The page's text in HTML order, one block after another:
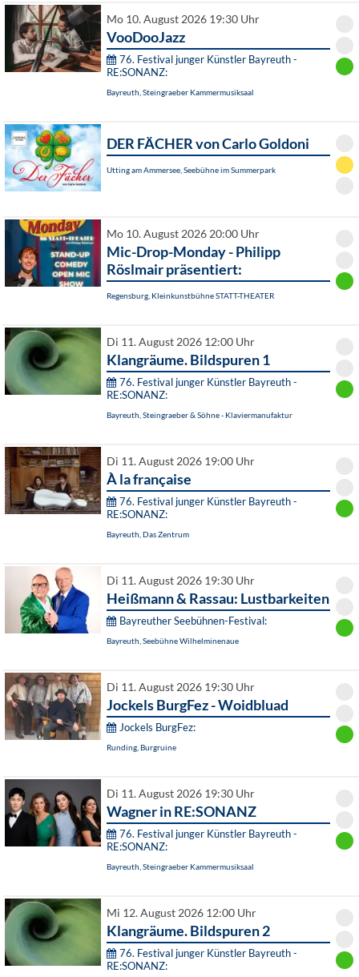
Mo 10. August 2026 19:30 Uhr
VooDooJazz
76. Festival junger Künstler Bayreuth -
RE:SONANZ:
Bayreuth, Steingraeber Kammermusiksaal
DER FÄCHER von Carlo Goldoni
Utting am Ammersee, Seebühne im Summerpark
Mo 10. August 2026 20:00 Uhr
Mic-Drop-Monday - Philipp
Röslmair präsentiert:
Regensburg, Kleinkunstbühne STATT-THEATER
Di 11. August 2026 12:00 Uhr
Klangräume. Bildspuren 1
76. Festival junger Künstler Bayreuth -
RE:SONANZ:
Bayreuth, Steingraeber & Söhne - Klaviermanufaktur
Di 11. August 2026 19:00 Uhr
À la française
76. Festival junger Künstler Bayreuth -
RE:SONANZ:
Bayreuth, Das Zentrum
Di 11. August 2026 19:30 Uhr
Heißmann & Rassau: Lustbarkeiten
Bayreuther Seebühnen-Festival:
Bayreuth, Seebühne Wilhelminenaue
Di 11. August 2026 19:30 Uhr
Jockels BurgFez - Woidbluad
Jockels BurgFez:
Runding, Burgruine
Di 11. August 2026 19:30 Uhr
Wagner in RE:SONANZ
76. Festival junger Künstler Bayreuth -
RE:SONANZ:
Bayreuth, Steingraeber Kammermusiksaal
Mi 12. August 2026 12:00 Uhr
Klangräume. Bildspuren 2
76. Festival junger Künstler Bayreuth -
RE:SONANZ: